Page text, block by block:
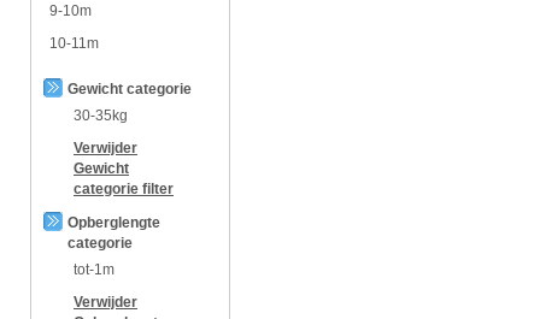
9-10m
10-11m
Gewicht categorie
30-35kg
Verwijder
Gewicht
categorie filter
Opberglengte
categorie
tot-1m
Verwijder